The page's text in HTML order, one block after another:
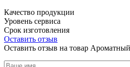
Качество продукции
Уровень сервиса
Срок изготовления
Оставить отзыв
Оставить отзыв на товар